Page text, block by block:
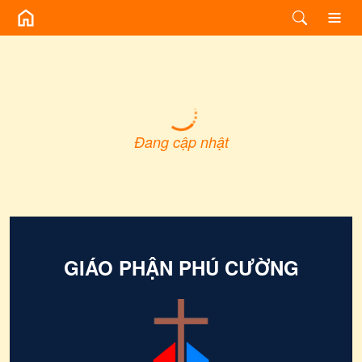
Đang cập nhật
GIÁO PHẬN PHÚ CƯỜNG
GIÁO PHẬN PHÚ CƯỜNG -